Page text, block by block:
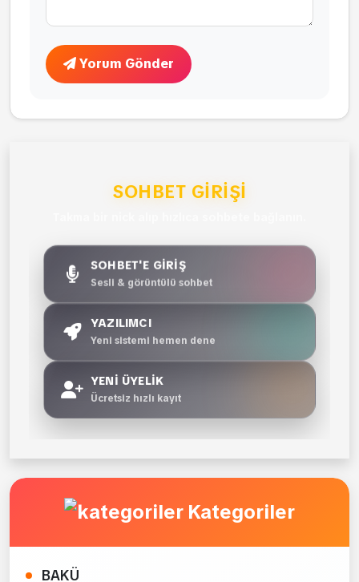
Yorum Gönder
SOHBET GIRIŞI
SOHBET'E GİRİŞ
Sesli & görüntülü sohbet
YAZILIMCI
Yeni sistemi hemen dene
YENİ ÜYELİK
Ücretsiz hızlı kayıt
Kategoriler
BAKÜ